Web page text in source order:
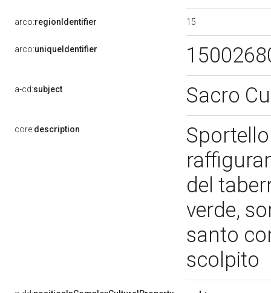
arco:regionIdentifier 15
arco:uniqueIdentifier
a-cd:subject Sacro
core:description
del
verde,
santo
scolpito